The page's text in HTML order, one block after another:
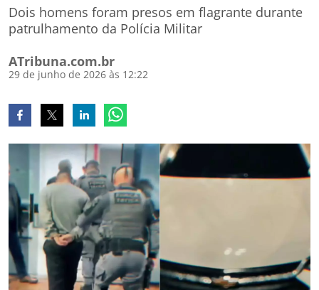
Dois homens foram presos em flagrante durante
patrulhamento da Polícia Militar
ATribuna.com.br
29 de junho de 2026 às 12:22